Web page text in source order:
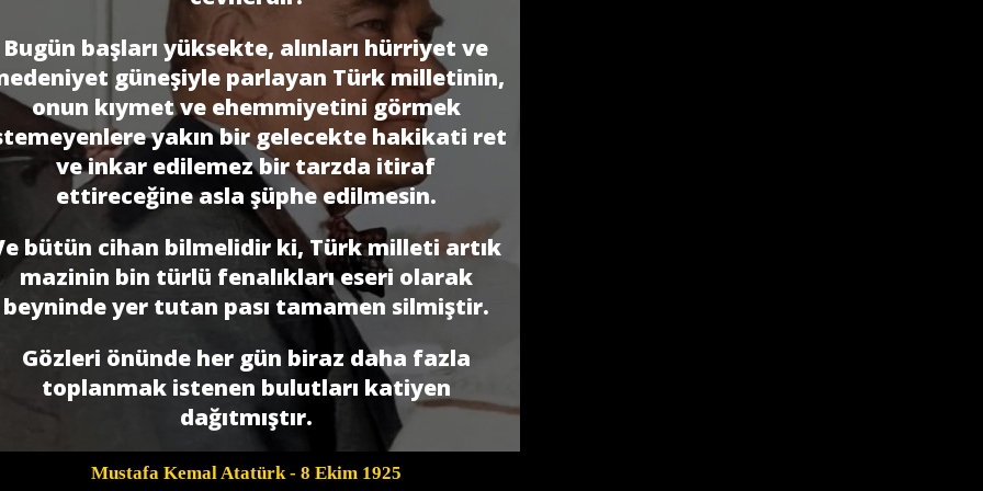
Bugün başları yüksekte, alınları hürriyet ve
güneşiyle parlayan Türk milletinin,
onun kıymet ve ehemmiyetini görmek
yakın bir gelecekte hakikati ret
ve inkar edilemez bir tarzda itiraf
ettireceğine asla şüphe edilmesin.
bütün cihan bilmelidir ki, Türk milleti artık
mazinin bin türlü fenalıkları eseri olarak
beyninde yer tutan pası tamamen silmiştir.
Gözleri önünde her gün biraz daha fazla
toplanmak istenen bulutları katiyen
dağıtmıştır.
Mustafa Kemal Atatürk- 8 Ekim 1925